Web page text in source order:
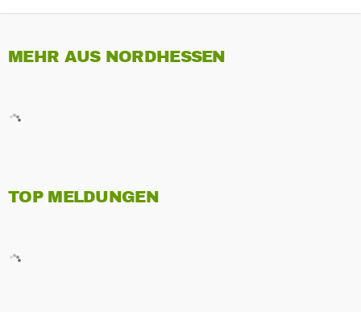
MEHR AUS NORDHESSEN
TOP MELDUNGEN